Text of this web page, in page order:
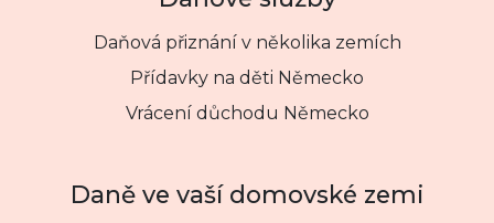
Daňová přiznání v několika zemích
Přídavky na děti Německo
Vrácení důchodu Německo
Daně ve vaší domovské zemi